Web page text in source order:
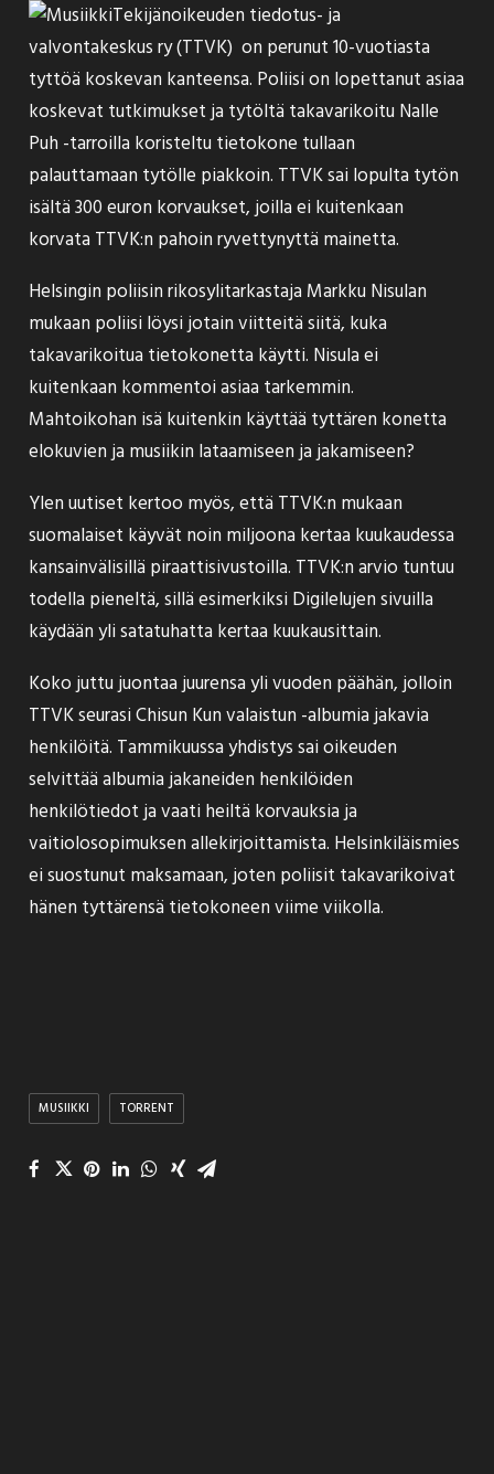
Tekijänoikeuden tiedotus- ja
valvontakeskus ry (TTVK) on perunut 10-vuotiasta
tyttöä koskevan kanteensa. Poliisi on lopettanut asiaa
koskevat tutkimukset ja tytöltä takavarikoitu Nalle
Puh -tarroilla koristeltu tietokone tullaan
palauttamaan tytölle piakkoin. TTVK sai lopulta tytön
isältä 300 euron korvaukset, joilla ei kuitenkaan
korvata TTVK:n pahoin ryvettynyttä mainetta.
Helsingin poliisin rikosylitarkastaja Markku Nisulan
mukaan poliisi löysi jotain viitteitä siitä, kuka
takavarikoitua tietokonetta käytti. Nisula ei
kuitenkaan kommentoi asiaa tarkemmin.
Mahtoikohan isä kuitenkin käyttää tyttären konetta
elokuvien ja musiikin lataamiseen ja jakamiseen?
Ylen uutiset kertoo myös, että TTVK:n mukaan
suomalaiset käyvät noin miljoona kertaa kuukaudessa
kansainvälisillä piraattisivustoilla. TTVK:n arvio tuntuu
todella pieneltä, sillä esimerkiksi Digilelujen sivuilla
käydään yli satatuhatta kertaa kuukausittain.
Koko juttu juontaa juurensa yli vuoden päähän, jolloin
TTVK seurasi Chisun Kun valaistun -albumia jakavia
henkilöitä. Tammikuussa yhdistys sai oikeuden
selvittää albumia jakaneiden henkilöiden
henkilötiedot ja vaati heiltä korvauksia ja
vaitiolosopimuksen allekirjoittamista. Helsinkiläismies
ei suostunut maksamaan, joten poliisit takavarikoivat
hänen tyttärensä tietokoneen viime viikolla.
MUSIIKKI TORRENT